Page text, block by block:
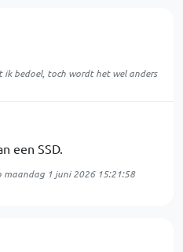
bedoel, toch wordt het wel anders
een SSD.
maandag 1 juni 2026 15:21:58